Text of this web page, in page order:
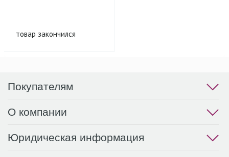
товар закончился
Покупателям
О компании
Юридическая информация